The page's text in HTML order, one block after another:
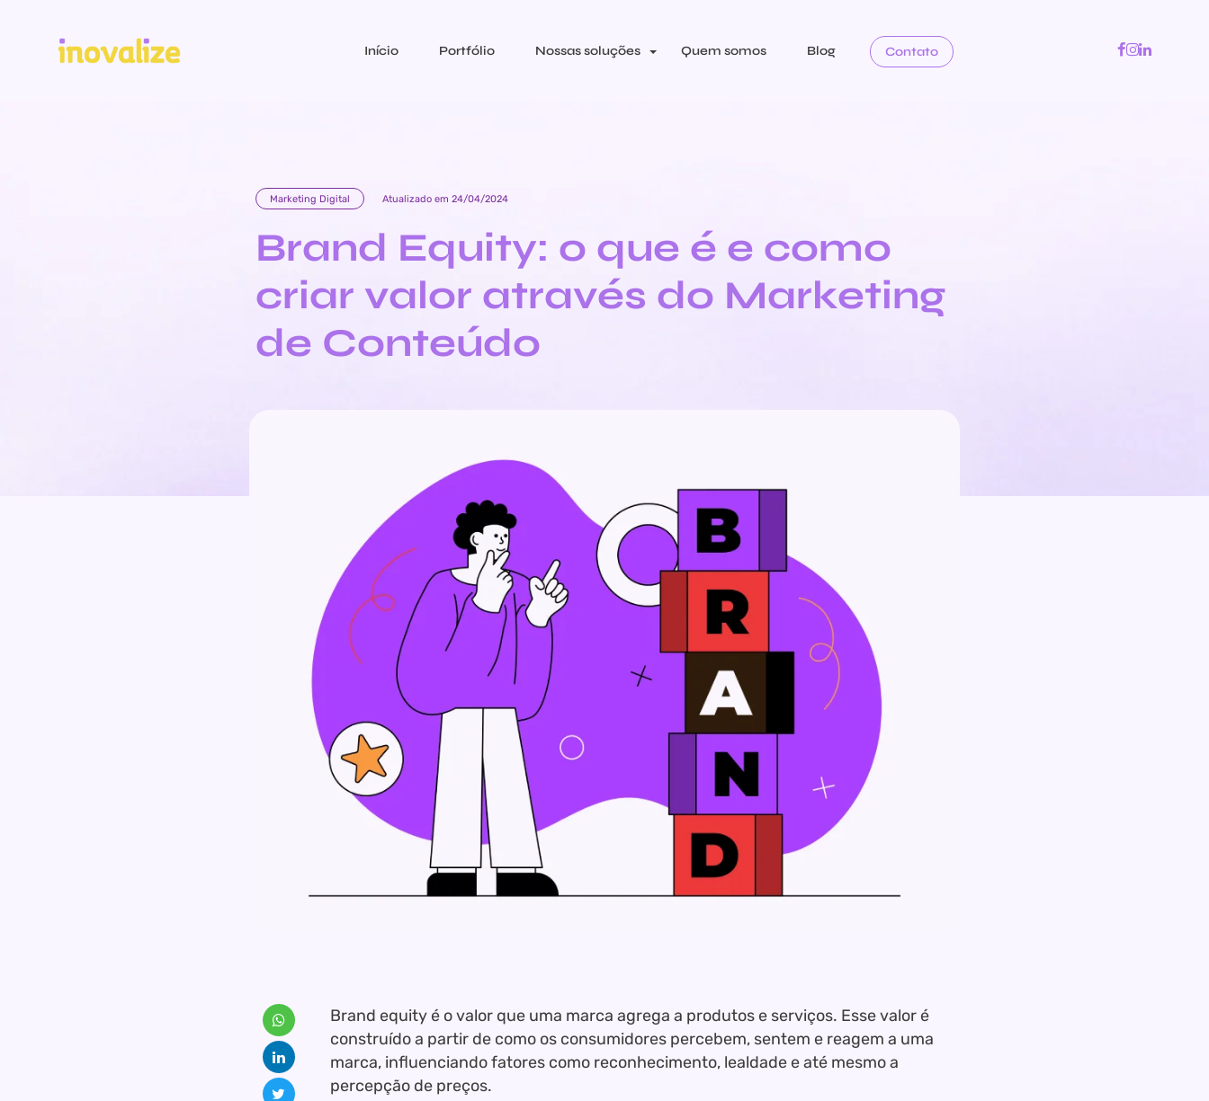
Início Portfólio Nossas soluções Quem somos Blog Contato
Marketing Digital Atualizado em 24/04/2024
Brand Equity: o que é e como
criar valor através do Marketing
de Conteúdo
Brand equity é o valor que uma marca agrega a produtos e serviços. Esse valor é
construído a partir de como os consumidores percebem, sentem e reagem a uma
marca, influenciando fatores como reconhecimento, lealdade e até mesmo a
percepção de preços.